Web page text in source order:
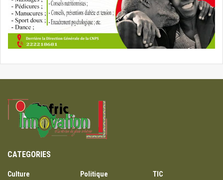
CATEGORIES
Culture
Politique
TIC